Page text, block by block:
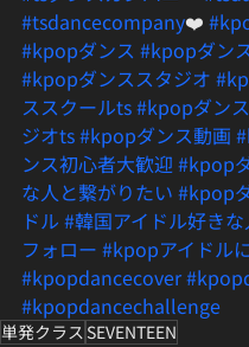
#tsdancecompany❤️
#kpopダンス #kpopダン
#kpopダンススタジオ
ススクールts#kpopダン
ジオts#kpopダンス動画
ンス初心者大歓迎 #kpop
な人と繋がりたい #kpop
ドル #韓国アイドル好き
フォロー #kpopアイドル
#kpopdancecover
#kpopdancechallenge
単発クラス SEVENTEEN